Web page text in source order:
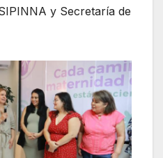
y Secretaría de